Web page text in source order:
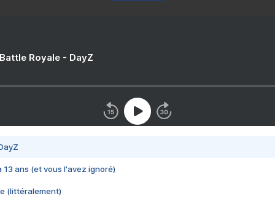
Royale - DayZ
13 ans (et vous l'avez ignoré)
(littéralement)